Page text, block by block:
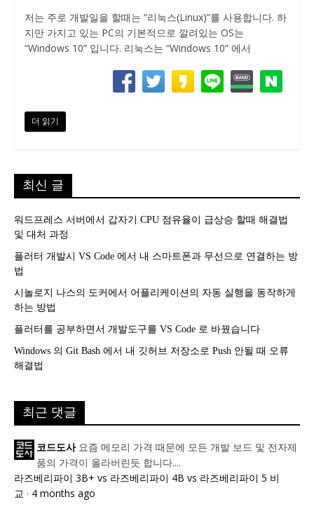
저는 주로 개발일을 할때는 “리눅스(Linux)”를 사용합니다. 하
지만 가지고 있는 PC의 기본적으로 깔려있는 OS는
“Windows 10” 입니다. 리눅스는 “Windows 10” 에서
더 읽기
최신 글
워드프레스 서버에서 갑자기 CPU 점유율이 급상승 할때 해결법
및 대처 과정
플러터 개발시 VS Code 에서 내 스마트폰과 무선으로 연결하는 방
법
시놀로지 나스의 도커에서 어플리케이션의 자동 실행을 동작하게
하는 방법
플러터를 공부하면서 개발도구를 VS Code 로 바꿨습니다
Windows 의 Git Bash 에서 내 깃허브 저장소로 Push 안될 때 오류
해결법
최근 댓글
코드도사 요즘 메모리 가격 때문에 모든 개발 보드 및 전자제
품의 가격이 올라버린듯 합니다....
라즈베리파이 3B+ vs 라즈베리파이 4B vs 라즈베리파이 5 비
교 · 4 months ago